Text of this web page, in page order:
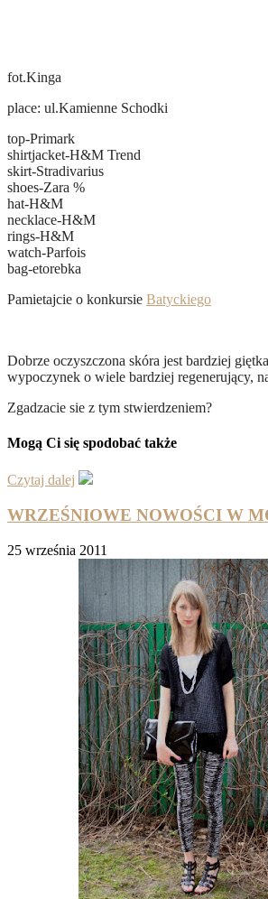
fot.Kinga
place: ul.Kamienne Schodki
top-Primark
shirtjacket-H&M Trend
skirt-Stradivarius
shoes-Zara %
hat-H&M
necklace-H&M
rings-H&M
watch-Parfois
bag-etorebka
Pamietajcie o konkursie Batyckiego
Dobrze oczyszczona skóra jest bardziej
wypoczynek o wiele bardziej regenerujący,
Zgadzacie sie z tym stwierdzeniem?
Mogą Ci się spodobać także
Czytaj dalej
WRZEŚNIOWE NOWOŚCI W
25 września 2011